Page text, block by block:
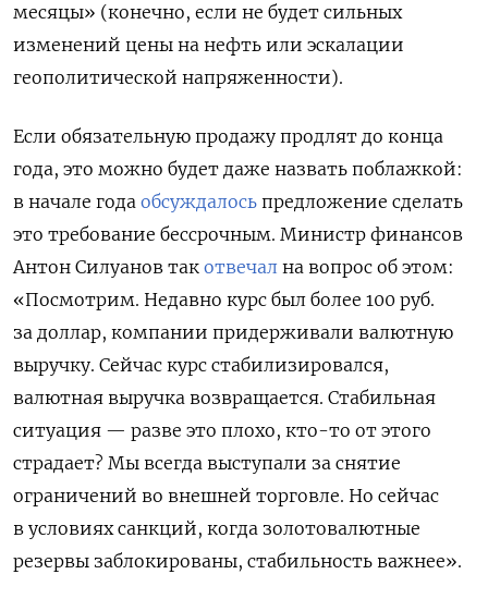
месяцы» (конечно, если не будет сильных
изменений цены на нефть или эскалации
геополитической напряженности).
Если обязательную продажу продлят до конца
года, это можно будет даже назвать поблажкой:
в начале года обсуждалось предложение сделать
это требование бессрочным. Министр финансов
Антон Силуанов так отвечал на вопрос об этом:
«Посмотрим. Недавно курс был более 100 руб.
за доллар, компании придерживали валютную
выручку. Сейчас курс стабилизировался,
валютная выручка возвращается. Стабильная
ситуация — разве это плохо, кто-то от этого
страдает? Мы всегда выступали за снятие
ограничений во внешней торговле. Но сейчас
в условиях санкций, когда золотовалютные
резервы заблокированы, стабильность важнее».